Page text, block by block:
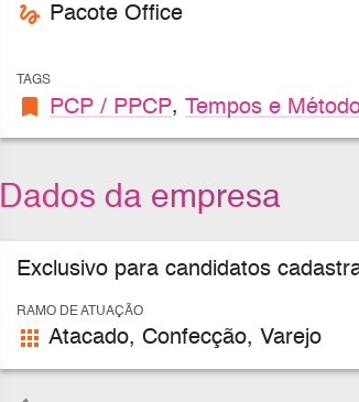
gesture Pacote Office
TAGS
bookmark PCP / PPCP, Tempos e
Dados da empresa
Exclusivo para candidatos
RAMO DE ATUAÇÃO
apps Atacado, Confecção, Varejo